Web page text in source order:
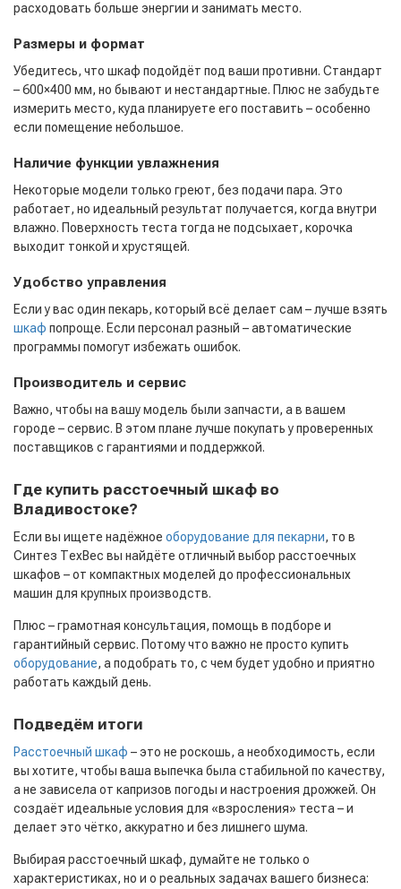
расходовать больше энергии и занимать место.
Размеры и формат
Убедитесь, что шкаф подойдёт под ваши противни. Стандарт
– 600×400 мм, но бывают и нестандартные. Плюс не забудьте
измерить место, куда планируете его поставить – особенно
если помещение небольшое.
Наличие функции увлажнения
Некоторые модели только греют, без подачи пара. Это
работает, но идеальный результат получается, когда внутри
влажно. Поверхность теста тогда не подсыхает, корочка
выходит тонкой и хрустящей.
Удобство управления
Если у вас один пекарь, который всё делает сам – лучше взять
шкаф попроще. Если персонал разный – автоматические
программы помогут избежать ошибок.
Производитель и сервис
Важно, чтобы на вашу модель были запчасти, а в вашем
городе – сервис. В этом плане лучше покупать у проверенных
поставщиков с гарантиями и поддержкой.
Где купить расстоечный шкаф во
Владивостоке?
Если вы ищете надёжное оборудование для пекарни, то в
Синтез ТехВес вы найдёте отличный выбор расстоечных
шкафов – от компактных моделей до профессиональных
машин для крупных производств.
Плюс – грамотная консультация, помощь в подборе и
гарантийный сервис. Потому что важно не просто купить
оборудование, а подобрать то, с чем будет удобно и приятно
работать каждый день.
Подведём итоги
Расстоечный шкаф – это не роскошь, а необходимость, если
вы хотите, чтобы ваша выпечка была стабильной по качеству,
а не зависела от капризов погоды и настроения дрожжей. Он
создаёт идеальные условия для «взросления» теста – и
делает это чётко, аккуратно и без лишнего шума.
Выбирая расстоечный шкаф, думайте не только о
характеристиках, но и о реальных задачах вашего бизнеса: